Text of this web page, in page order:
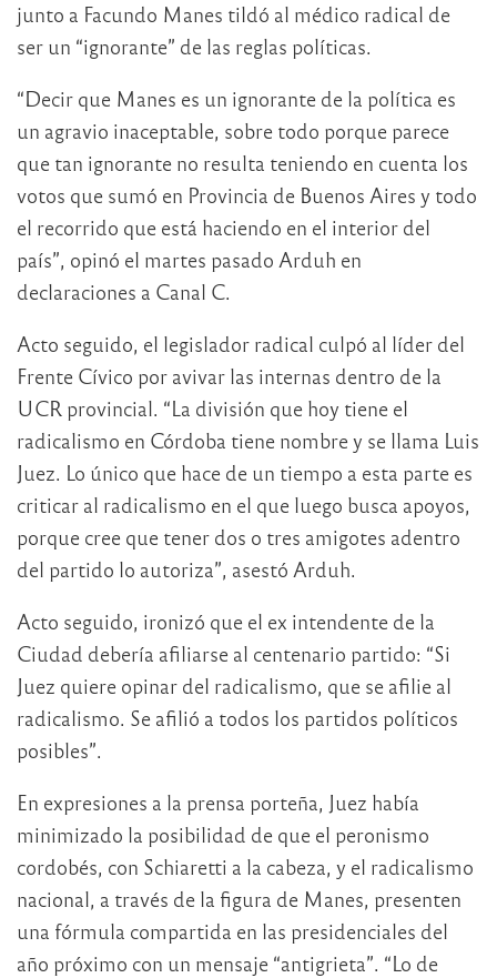
junto a Facundo Manes tildó al médico radical de
ser un “ignorante” de las reglas políticas.
“Decir que Manes es un ignorante de la política es
un agravio inaceptable, sobre todo porque parece
que tan ignorante no resulta teniendo en cuenta los
votos que sumó en Provincia de Buenos Aires y todo
el recorrido que está haciendo en el interior del
país”, opinó el martes pasado Arduh en
declaraciones a Canal C.
Acto seguido, el legislador radical culpó al líder del
Frente Cívico por avivar las internas dentro de la
UCR provincial. “La división que hoy tiene el
radicalismo en Córdoba tiene nombre y se llama Luis
Juez. Lo único que hace de un tiempo a esta parte es
criticar al radicalismo en el que luego busca apoyos,
porque cree que tener dos o tres amigotes adentro
del partido lo autoriza”, asestó Arduh.
Acto seguido, ironizó que el ex intendente de la
Ciudad debería afiliarse al centenario partido: “Si
Juez quiere opinar del radicalismo, que se afilie al
radicalismo. Se afilió a todos los partidos políticos
posibles”.
En expresiones a la prensa porteña, Juez había
minimizado la posibilidad de que el peronismo
cordobés, con Schiaretti a la cabeza, y el radicalismo
nacional, a través de la figura de Manes, presenten
una fórmula compartida en las presidenciales del
año próximo con un mensaje “antigrieta”. “Lo de